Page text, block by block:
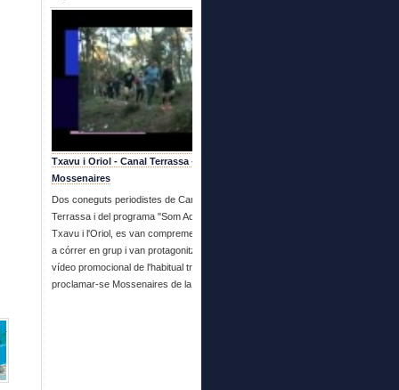
Txavu i Oriol - Canal Terrassa - Es fan
Mossenaires
Dos coneguts periodistes de Canal
Terrassa i del programa "Som Aquí", en
Txavu i l'Oriol, es van compremetre a venir
a córrer en grup i van protagonitzar aquest
vídeo promocional de l'habitual trobada i
proclamar-se Mossenaires de la setmana.